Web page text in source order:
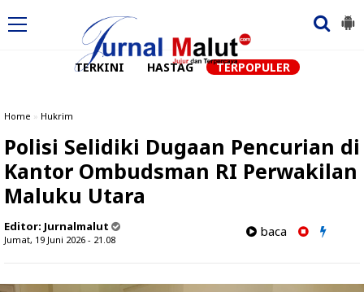
TERKINI HASTAG TERPOPULER
Home » Hukrim
Polisi Selidiki Dugaan Pencurian di
Kantor Ombudsman RI Perwakilan
Maluku Utara
Editor: Jurnalmalut
Jumat, 19 Juni 2026 - 21.08
baca